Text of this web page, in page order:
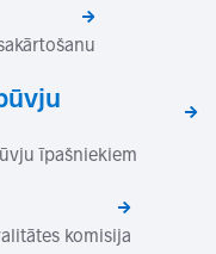
īpašniekiem
komisija